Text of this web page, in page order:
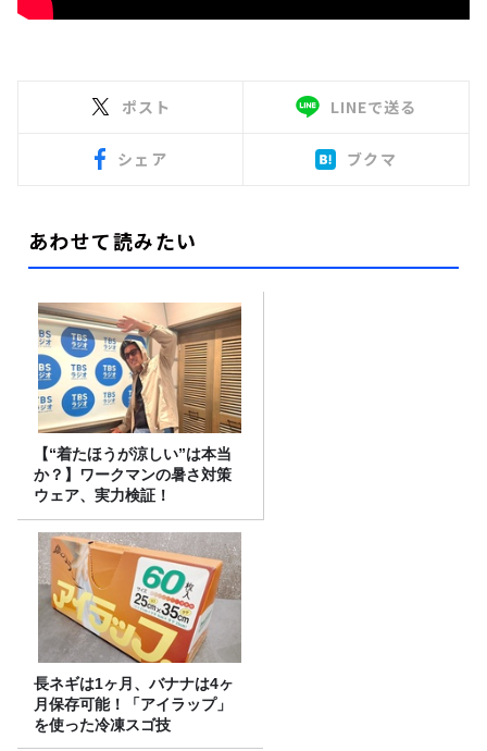
ポスト LINEで送る
シェア ブクマ
あわせて読みたい
【“着たほうが涼しい”は本当
か？】ワークマンの暑さ対策
ウェア、実力検証！
長ネギは1ヶ月、バナナは4ヶ
月保存可能！「アイラップ」
を使った冷凍スゴ技